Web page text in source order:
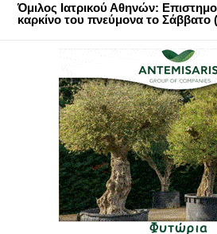
Όμιλος Ιατρικού Αθηνών:
καρκίνο του πνεύμονα το Σάββατο